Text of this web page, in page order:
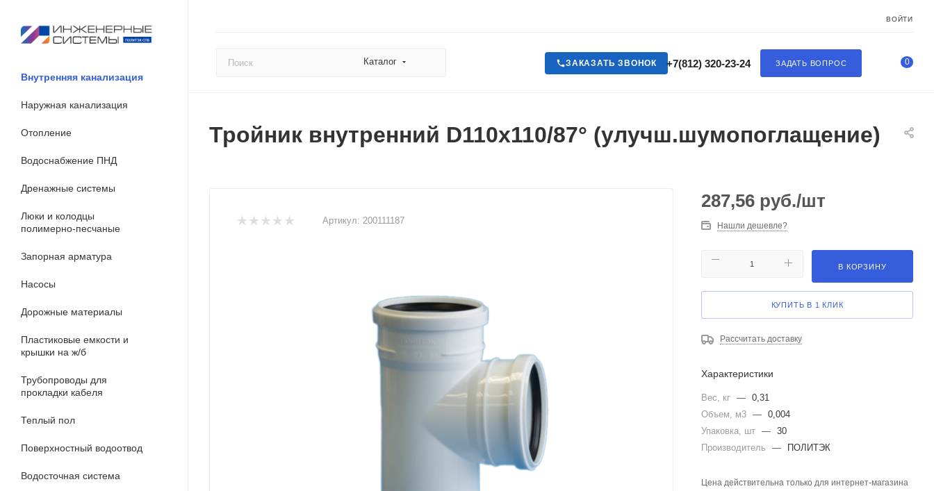
ВОЙТИ
Каталог ЗАДАТЬ ВОПРОС
+7(812) 320-23-24
ЗАКАЗАТЬ ЗВОНОК 0
Внутренняя канализация
Наружная канализация
Отопление
Водоснабжение ПНД
Дренажные системы
Люки и колодцы
полимерно-песчаные
Запорная арматура
Насосы
Дорожные материалы
Пластиковые емкости и
крышки на ж/б
Трубопроводы для
прокладки кабеля
Теплый пол
Поверхностный водоотвод
Водосточная система
Тройник внутренний D110х110/87° (улучш.шумопоглащение)
Артикул: 200111187
287,56 руб./шт
Нашли дешевле?
В КОРЗИНУ
КУПИТЬ В 1 КЛИК
Рассчитать доставку
Характеристики
Вес, кг — 0,31
Объем, м3 — 0,004
Упаковка, шт — 30
Производитель
— ПОЛИТЭК
Цена действительна только для интернет-магазина